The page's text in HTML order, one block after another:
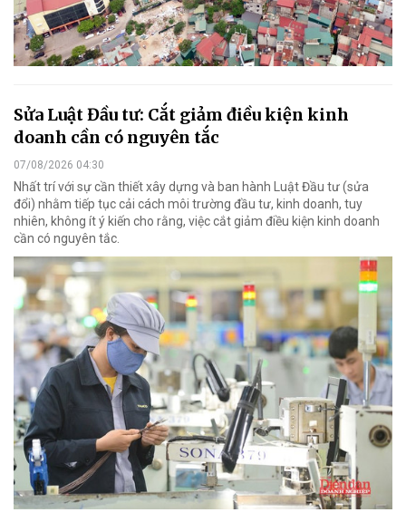
Sửa Luật Đầu tư: Cắt giảm điều kiện kinh
doanh cần có nguyên tắc
07/08/2026 04:30
Nhất trí với sự cần thiết xây dựng và ban hành Luật Đầu tư (sửa
đổi) nhằm tiếp tục cải cách môi trường đầu tư, kinh doanh, tuy
nhiên, không ít ý kiến cho rằng, việc cắt giảm điều kiện kinh doanh
cần có nguyên tắc.